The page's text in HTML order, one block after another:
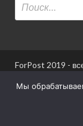
ForPost 2019 -
При
Информация
Мы